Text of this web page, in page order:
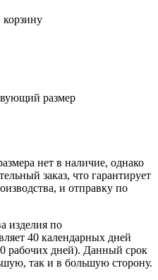
корзину
размер
нет в наличие, однако
заказ, что гарантирует
и отправку по
изделия по
40 календарных дней
дней). Данный срок
так и в большую сторону.